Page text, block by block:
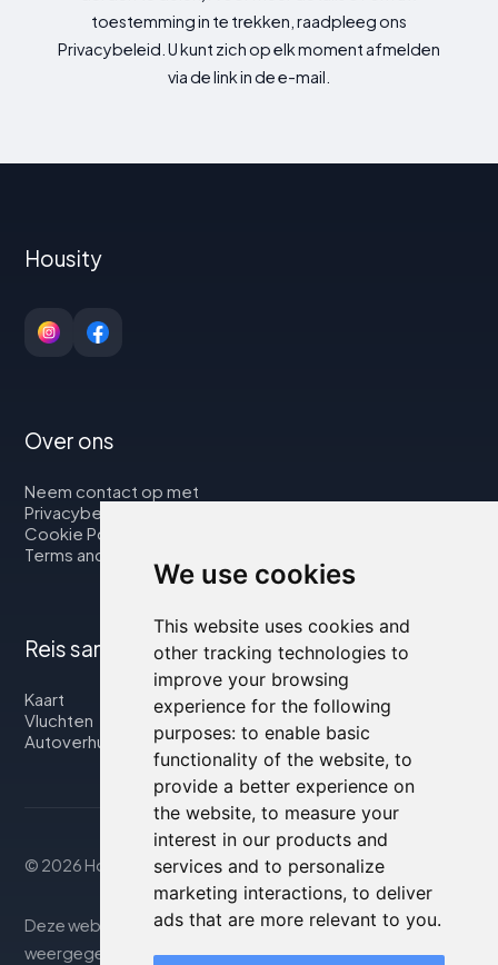
We use cookies
This website uses cookies and
other tracking technologies to
improve your browsing
experience for the following
purposes: to enable basic
functionality of the website, to
provide a better experience on
the website, to measure your
interest in our products and
services and to personalize
marketing interactions, to deliver
ads that are more relevant to you.
toestemming in te trekken, raadpleeg ons
Privacybeleid. U kunt zich op elk moment afmelden
via de link in de e-mail.
Housity
Over ons
Neem contact op met
Privacybeleid
Cookie Policy
Terms and Conditions
Reis samen met ons
Kaart
Vluchten
Autoverhuur
© 2026 Housity.net
Deze website biedt informatie uitsluitend ter. De
weergegeven informatie kan onnauwkeurig of niet up-to-